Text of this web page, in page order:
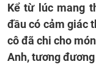
Kể từ lúc mang
đầu có cảm giác
cô đã chi cho
Anh, tương